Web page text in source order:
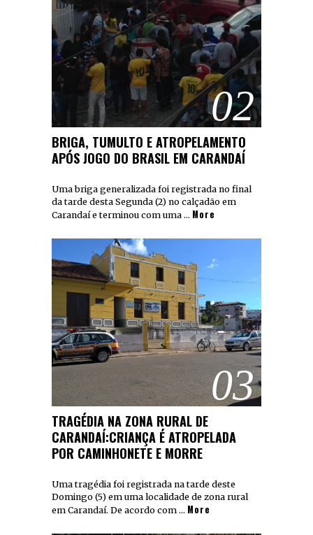
02
BRIGA, TUMULTO E ATROPELAMENTO
APÓS JOGO DO BRASIL EM CARANDAÍ
Uma briga generalizada foi registrada no final
da tarde desta Segunda (2) no calçadão em
Carandaí e terminou com uma … More
03
TRAGÉDIA NA ZONA RURAL DE
CARANDAÍ:CRIANÇA É ATROPELADA
POR CAMINHONETE E MORRE
Uma tragédia foi registrada na tarde deste
Domingo (5) em uma localidade de zona rural
em Carandaí. De acordo com … More